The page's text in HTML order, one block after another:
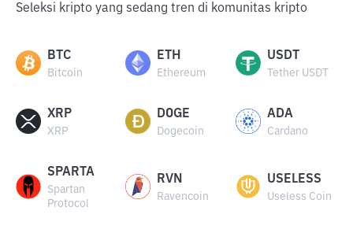
Seleksi kripto yang sedang tren di komunitas kripto
BTC
Bitcoin
ETH
Ethereum
USDT
Tether USDT
XRP
XRP
DOGE
Dogecoin
ADA
Cardano
SPARTA
Spartan
Protocol
RVN
Ravencoin
USELESS
Useless Coin